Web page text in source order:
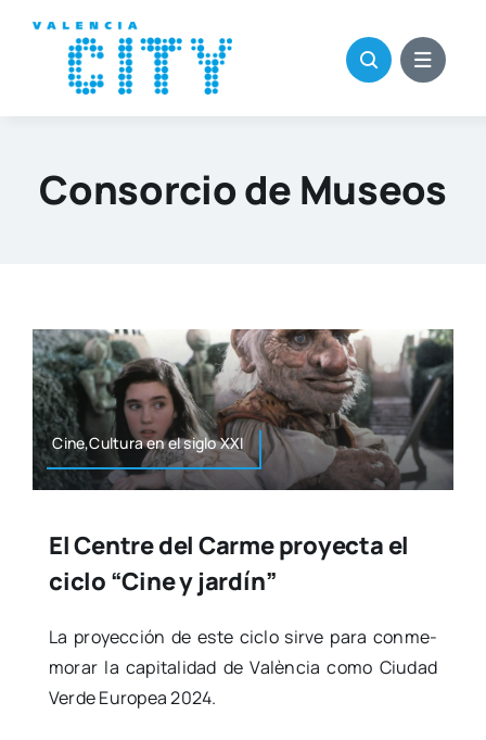
contenido
Consorcio de Museos
Cine,Cultura en el siglo XXI
El Centre del Carme proyecta el
ciclo “Cine y jardín”
La pro­yec­ción de este ciclo sir­ve para con­me­
mo­rar la capi­ta­li­dad de Valèn­cia como Ciu­dad
Ver­de Euro­pea 2024.